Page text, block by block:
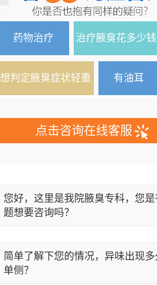
药物治疗 治疗腋臭花多少钱
想判定腋臭症状轻重 有油耳
点击咨询在线客服
您好，这里是我院腋臭专科，您
题想要咨询吗？
简单了解下您的情况，异味出现
单侧？